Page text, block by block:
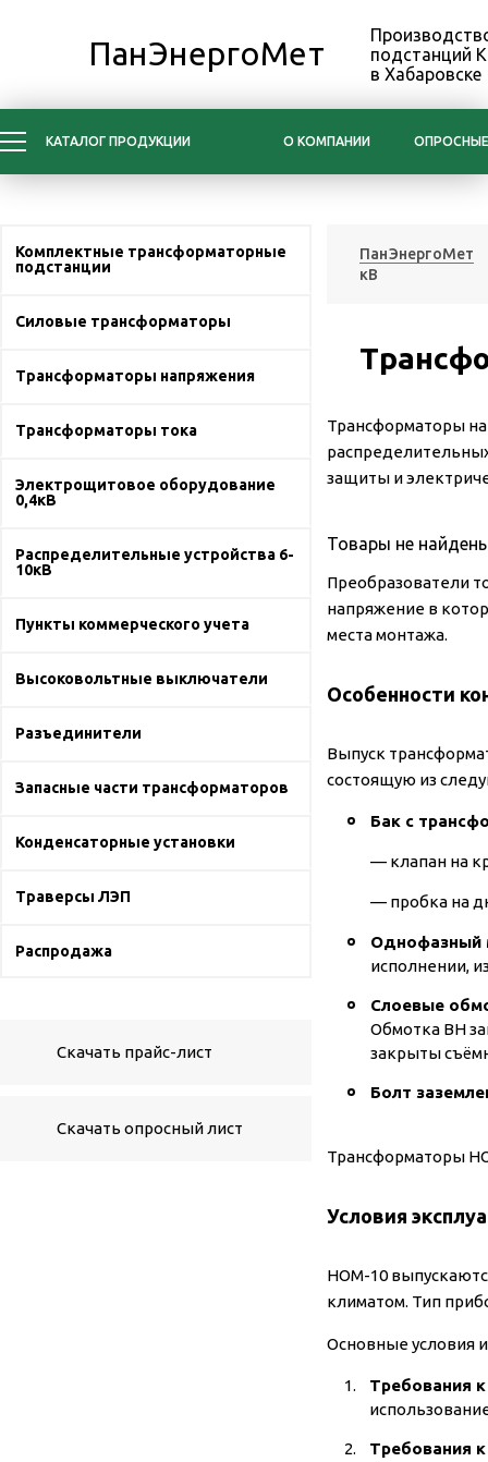
ПанЭнергоМет
подстанций
в Хабаровске
КАТАЛОГ ПРОДУКЦИИ О КОМПАНИИ
Комплектные трансформаторные
подстанции
Силовые трансформаторы
Трансформаторы напряжения
Трансформаторы тока
Электрощитовое оборудование
0,4кВ
Распределительные устройства 6-
10кВ
Пункты коммерческого учета
Высоковольтные выключатели
Разъединители
Запасные части трансформаторов
Конденсаторные установки
Траверсы ЛЭП
Распродажа
Скачать прайс-лист
Скачать опросный лист
ПанЭнергоМет
кВ
Трансформаторы
защиты и
Товары не
Преобразователи
напряжение в
места монтажа.
Особенности
Выпуск
состоящую из
Бак с
— клапан на
— пробка на
Однофазный
исполнении,
Слоевые
Обмотка ВН
закрыты
Болт
Трансформаторы
Условия
НОМ-10
климатом. Тип
Основные условия
Требования
Требования